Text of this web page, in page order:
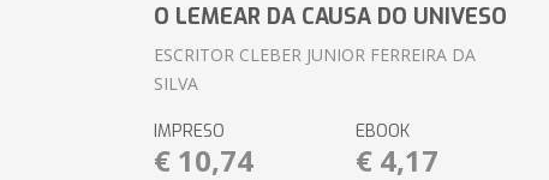
O LEMEAR DA CAUSA DO UNIVESO
ESCRITOR CLEBER JUNIOR FERREIRA DA
SILVA
IMPRESO
€ 10,74
EBOOK
€ 4,17